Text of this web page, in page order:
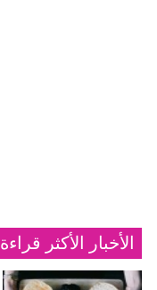
الأخبار الأكثر قراءة